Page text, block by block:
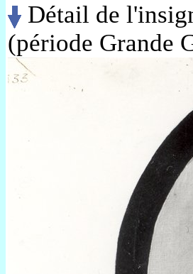
Détail de
(période Grande